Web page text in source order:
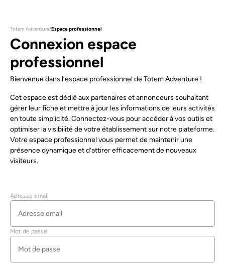
Totem Adventure/Espace professionnel
Connexion espace
professionnel
Bienvenue dans l’espace professionnel de Totem Adventure !
Cet espace est dédié aux partenaires et annonceurs souhaitant
gérer leur fiche et mettre à jour les informations de leurs activités
en toute simplicité. Connectez-vous pour accéder à vos outils et
optimiser la visibilité de votre établissement sur notre plateforme.
Votre espace professionnel vous permet de maintenir une
présence dynamique et d’attirer efficacement de nouveaux
visiteurs.
Adresse email
Mot de passe